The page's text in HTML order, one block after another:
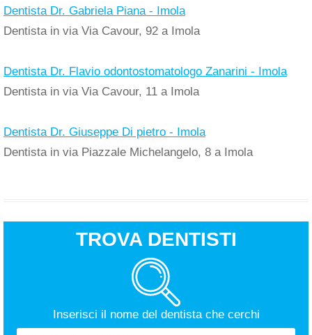
Dentista Dr. Gabriela Piana - Imola
Dentista in via Via Cavour, 92 a Imola
Dentista Dr. Flavio odontostomatologo Zanarini - Imola
Dentista in via Via Cavour, 11 a Imola
Dentista Dr. Giuseppe Di pietro - Imola
Dentista in via Piazzale Michelangelo, 8 a Imola
TROVA DENTISTI
Inserisci il nome del dentista che cerchi